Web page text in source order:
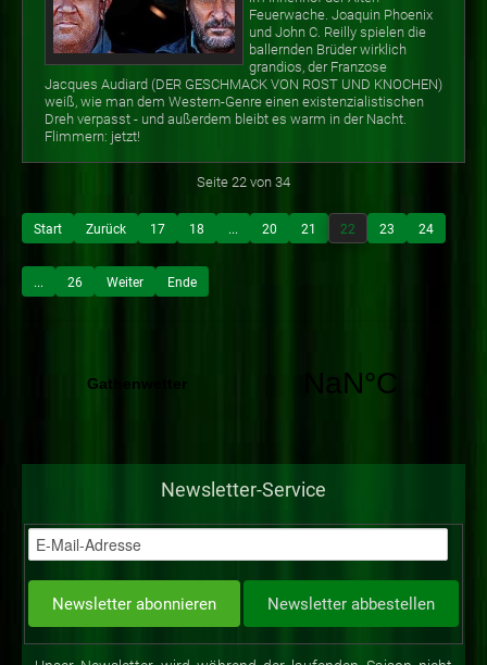
Feuerwache. Joaquin Phoenix
und John C. Reilly spielen die
ballernden Brüder wirklich
grandios, der Franzose
Jacques Audiard (DER GESCHMACK VON ROST UND KNOCHEN)
weiß, wie man dem Western-Genre einen existenzialistischen
Dreh verpasst - und außerdem bleibt es warm in der Nacht.
Flimmern: jetzt!
Seite 22 von 34
Start Zurück 17 18 ... 20 21 22 23 24
... 26 Weiter Ende
Newsletter-Service